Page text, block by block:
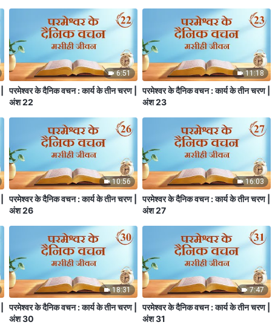
6:51
परमेश्वर के दैनिक वचन : कार्य के तीन चरण |
अंश 22
11:18
परमेश्वर के दैनिक वचन : कार्य के तीन चरण |
अंश 23
10:56
परमेश्वर के दैनिक वचन : कार्य के तीन चरण |
अंश 26
16:03
परमेश्वर के दैनिक वचन : कार्य के तीन चरण |
अंश 27
18:31
परमेश्वर के दैनिक वचन : कार्य के तीन चरण |
अंश 30
7:47
परमेश्वर के दैनिक वचन : कार्य के तीन चरण |
अंश 31